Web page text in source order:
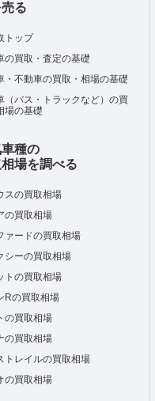
る
トップ
の買取・査定の基礎
・不動車の買取・相場の基礎
（バス・トラックなど）の買
場の基礎
車種の
場を調べる
スの買取相場
の買取相場
ァードの買取相場
シーの買取相場
トの買取相場
Rの買取相場
の買取相場
の買取相場
トレイルの買取相場
の買取相場